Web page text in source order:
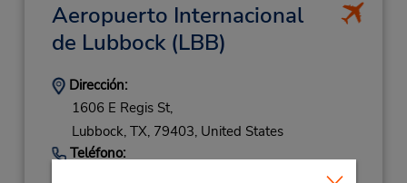
Aeropuerto Internacional
de Lubbock(LBB)
Dirección:
1606 E Regis St,
Lubbock, TX, 79403, United States
Teléfono: